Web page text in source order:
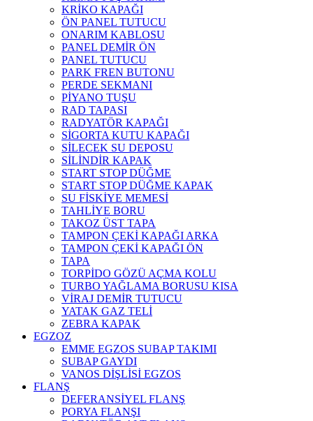
KRİKO KAPAĞI
ÖN PANEL TUTUCU
ONARIM KABLOSU
PANEL DEMİR ÖN
PANEL TUTUCU
PARK FREN BUTONU
PERDE SEKMANI
PİYANO TUŞU
RAD TAPASI
RADYATÖR KAPAĞI
SİGORTA KUTU KAPAĞI
SİLECEK SU DEPOSU
SİLİNDİR KAPAK
START STOP DÜĞME
START STOP DÜĞME KAPAK
SU FİSKİYE MEMESİ
TAHLİYE BORU
TAKOZ ÜST TAPA
TAMPON ÇEKİ KAPAĞI ARKA
TAMPON ÇEKİ KAPAĞI ÖN
TAPA
TORPİDO GÖZÜ AÇMA KOLU
TURBO YAĞLAMA BORUSU KISA
VİRAJ DEMİR TUTUCU
YATAK GAZ TELİ
ZEBRA KAPAK
EGZOZ
EMME EGZOS SUBAP TAKIMI
SUBAP GAYDI
VANOS DİŞLİSİ EGZOS
FLANŞ
DEFERANSİYEL FLANŞ
PORYA FLANŞI